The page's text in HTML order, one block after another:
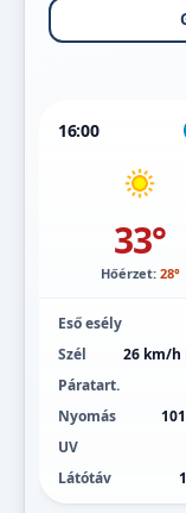
16:00
33°
Hőérzet: 28°
Eső esély
Szél
26 km/h
Páratart.
Nyomás
UV
Látótáv